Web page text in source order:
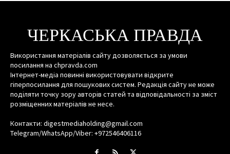
ЧЕРКАСЬКА ПРАВДА
Використання матеріалів сайту дозволяється за умови
посилання на chpravda.com
Інтернет-медіа повинні використовувати відкрите
гіперпосилання для пошукових систем. Редакція сайту не може
поділяти точку зору авторів статей та відповідальності за зміст
розміщенних матеріалів не несе.
Контакти: digestmediaholding@gmail.com
Telegram/WhatsApp/Viber: +972546406116